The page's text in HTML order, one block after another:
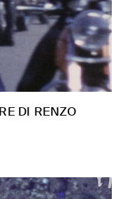
DI RENZO